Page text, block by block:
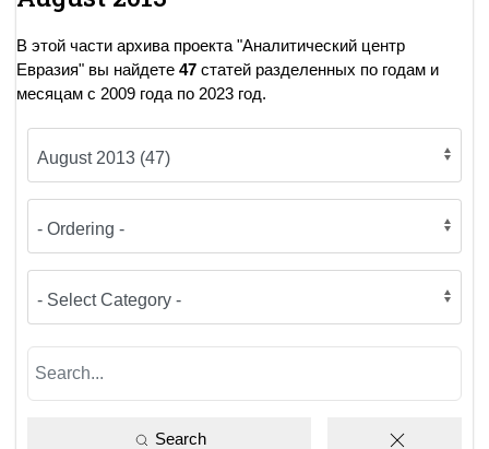
В этой части архива проекта "Аналитический центр
Евразия" вы найдете 47 статей разделенных по годам и
месяцам с 2009 года по 2023 год.
Search